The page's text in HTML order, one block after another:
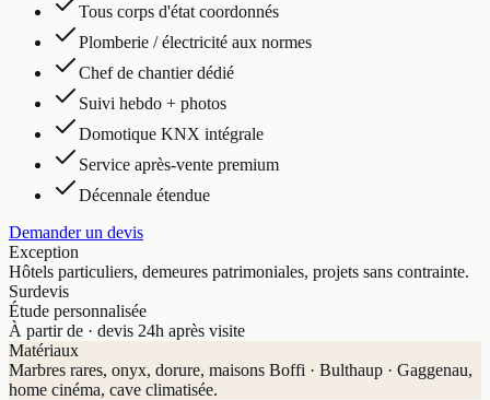
Tous corps d'état coordonnés
Plomberie / électricité aux normes
Chef de chantier dédié
Suivi hebdo + photos
Domotique KNX intégrale
Service après-vente premium
Décennale étendue
Demander un devis
Exception
Hôtels particuliers, demeures patrimoniales, projets sans contrainte.
Surdevis
Étude personnalisée
À partir de · devis 24h après visite
Matériaux
Marbres rares, onyx, dorure, maisons Boffi · Bulthaup · Gaggenau,
home cinéma, cave climatisée.